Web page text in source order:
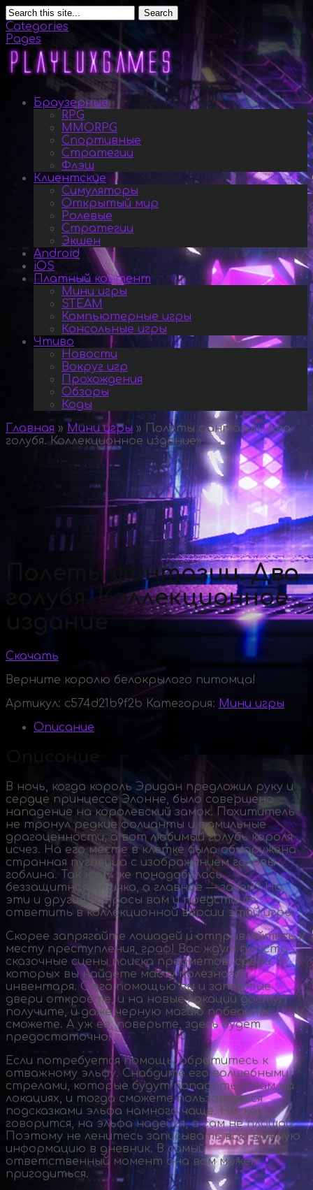
Search
Categories
Pages
Браузерные
RPG
MMORPG
Спортивные
Стратегии
Флэш
Клиентские
Симуляторы
Открытый мир
Ролевые
Стратегии
Экшен
Android
iOS
Платный контент
Мини игры
STEAM
Компьютерные игры
Консольные игры
Чтиво
Новости
Вокруг игр
Прохождения
Обзоры
Коды
Главная » Мини игры » Полеты фантазии. Два
голубя. Коллекционное издание»
Полеты фантазии. Два
голубя. Коллекционное
Скачать
Верните королю белокрылого питомца!
Артикул: c574d21b9f2b Категория: Мини игры
Описание
В ночь, когда король Эридан предложил руку и
сердце принцессе Элонне, было совершено
нападение на королевский замок. Похититель
не тронул редкие фолианты и фамильные
драгоценности, а вот любимый голубь короля
исчез. На его месте в клетке была обнаружена
странная пуговица с изображением головы
гоблина. Так кому же понадобилась
беззащитная птичка, а главное — зачем? На
эти и другие вопросы вам и предстоит
ответить в коллекционной версии этой игры.
Скорее запрягайте лошадей и отправляйтесь к
месту преступления, граф! Вас ждут просто
сказочные сцены поиска предметов, среди
которых вы найдете массу полезного
инвентаря. С его помощью вы и запертые
двери откроете, и на новые локации доступ
получите, и даже черную магию победить
сможете. А уж ее, поверьте, здесь будет
предостаточно!
Если потребуется помощь, обратитесь к
отважному эльфу. Снабдите его волшебными
стрелами, которые будут попадаться вам на
локациях, и тогда сможете пользоваться
подсказками эльфа намного чаще. Но, как
говорится, на эльфа надейся, а сам не плошай.
Поэтому не ленитесь записывать всю важную
информацию в дневник. В самый
ответственный момент она вам может
пригодиться.